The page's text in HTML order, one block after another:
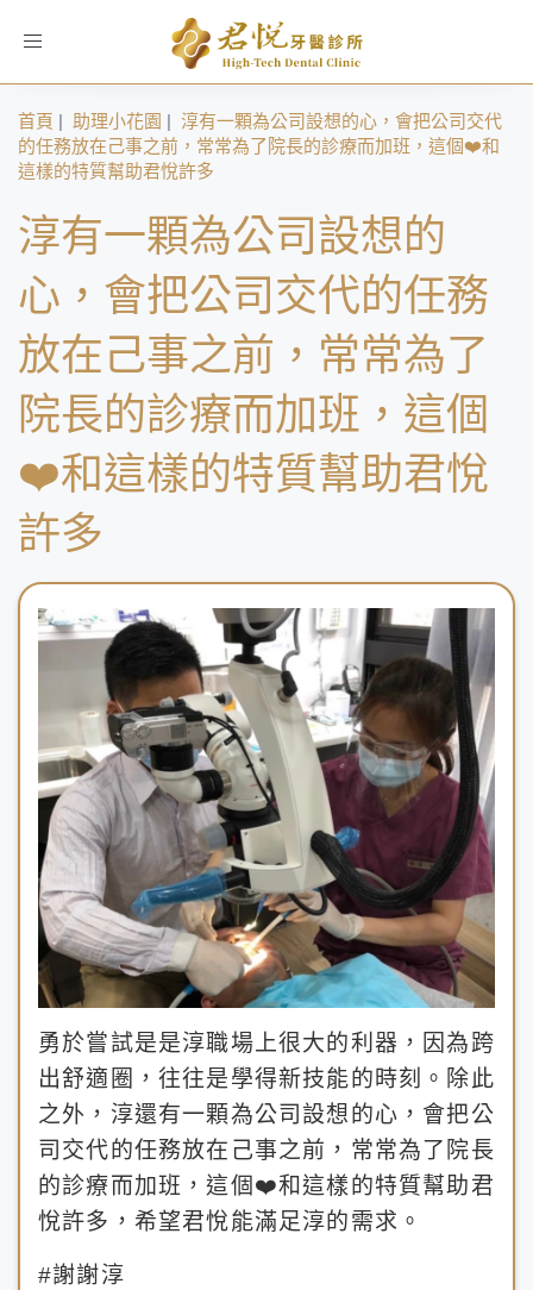
Toggle
首頁 | 助理小花園 | 淳有一顆為公司設想的心，會把公司交代
的任務放在己事之前，常常為了院長的診療而加班，這個❤️和
這樣的特質幫助君悅許多
淳有一顆為公司設想的
心，會把公司交代的任務
放在己事之前，常常為了
院長的診療而加班，這個
❤️和這樣的特質幫助君悅
許多
勇於嘗試是是淳職場上很大的利器，因為跨
出舒適圈，往往是學得新技能的時刻。除此
之外，淳還有一顆為公司設想的心，會把公
司交代的任務放在己事之前，常常為了院長
的診療而加班，這個❤️和這樣的特質幫助君
悅許多，希望君悅能滿足淳的需求。
#謝謝淳